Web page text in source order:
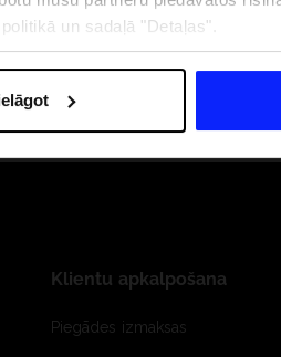
un sadaļā "Detaļas".
B2B 4F TEAM LOJALITĀTES
Klientu apkalpošana
Piegādes izmaksas